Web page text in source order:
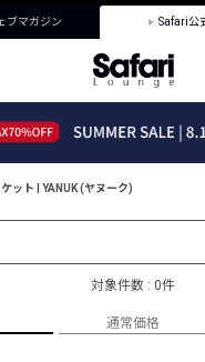
ブマガジン Safari公
ット | YANUK (ヤヌーク)
対象件数 : 0件
通常価格